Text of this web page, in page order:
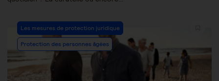
Post
Category:
Les mesures de protection juridique
Protection des personnes âgées